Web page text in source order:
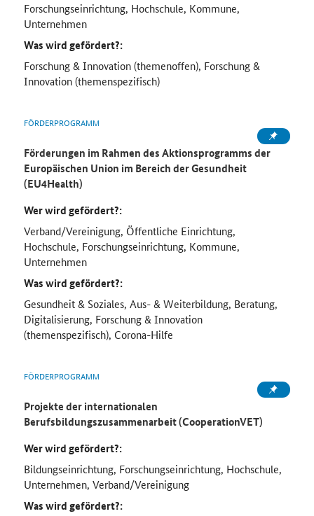
Forschungseinrichtung, Hochschule, Kommune,
Unternehmen
Was wird gefördert?:
Forschung & Innovation (themenoffen), Forschung &
Innovation (themenspezifisch)
FÖRDERPROGRAMM
Förderungen im Rahmen des Aktionsprogramms der
Europäischen Union im Bereich der Gesundheit
(EU4Health)
Wer wird gefördert?:
Verband/Vereinigung, Öffentliche Einrichtung,
Hochschule, Forschungseinrichtung, Kommune,
Unternehmen
Was wird gefördert?:
Gesundheit & Soziales, Aus- & Weiterbildung, Beratung,
Digitalisierung, Forschung & Innovation
(themenspezifisch), Corona-Hilfe
FÖRDERPROGRAMM
Projekte der internationalen
Berufsbildungszusammenarbeit (CooperationVET)
Wer wird gefördert?:
Bildungseinrichtung, Forschungseinrichtung, Hochschule,
Unternehmen, Verband/Vereinigung
Was wird gefördert?: